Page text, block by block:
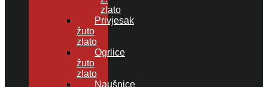
zlato
Privjesak
žuto
zlato
Ogrlice
žuto
zlato
Naušnice